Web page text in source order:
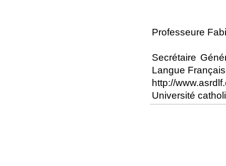
Professeure
Secrétaire
Langue
http://
Université